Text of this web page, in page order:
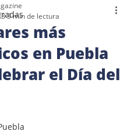
más
en Puebla
el Día del
3 min de lectura